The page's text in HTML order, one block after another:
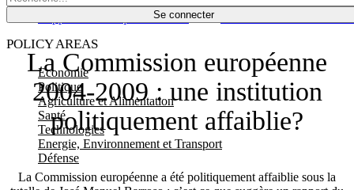
Se connecter
POLICY AREAS
Economie
Politique
Agriculture et Alimentation
Santé
Technologies
Energie, Environnement et Transport
Défense
Économie
La Commission européenne
2004-2009 : une institution
politiquement affaiblie?
La Commission européenne a été politiquement affaiblie sous la